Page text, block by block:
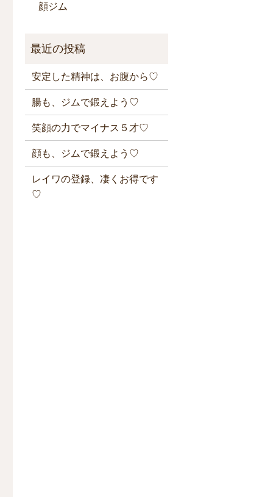
顔ジム
安定した精神は、お腹から♡
腸も、ジムで鍛えよう♡
笑顔の力でマイナス５才♡
顔も、ジムで鍛えよう♡
レイワの登録、凄くお得です
♡